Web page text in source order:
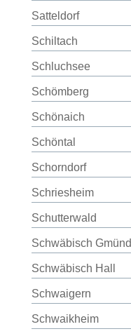
Satteldorf
Schiltach
Schluchsee
Schömberg
Schönaich
Schöntal
Schorndorf
Schriesheim
Schutterwald
Schwäbisch Gmünd
Schwäbisch Hall
Schwaigern
Schwaikheim